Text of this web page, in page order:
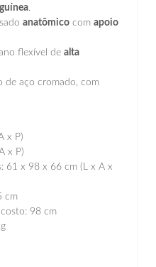
.
anatômicocom apoio
flexível de alta
de aço cromado, com
x P)
x P)
61 x 98 x 66 cm (L x A x
cm
98 cm